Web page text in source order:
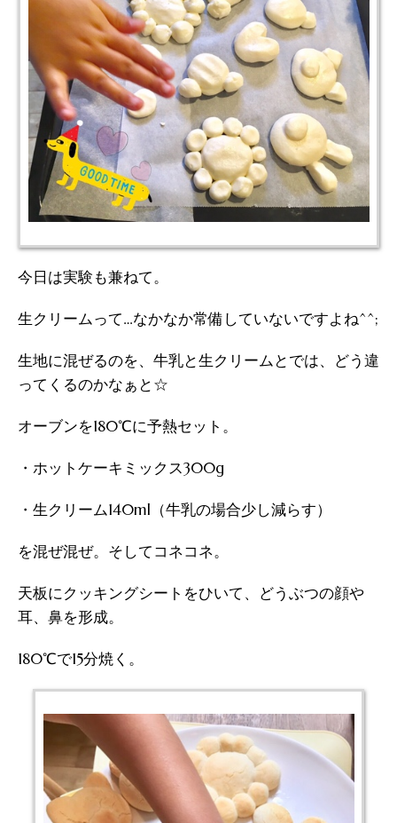
今日は実験も兼ねて。
生クリームって…なかなか常備していないですよね^^;
生地に混ぜるのを、牛乳と生クリームとでは、どう違
ってくるのかなぁと☆
オーブンを180℃に予熱セット。
・ホットケーキミックス300g
・生クリーム140ml（牛乳の場合少し減らす）
を混ぜ混ぜ。そしてコネコネ。
天板にクッキングシートをひいて、どうぶつの顔や
耳、鼻を形成。
180℃で15分焼く。